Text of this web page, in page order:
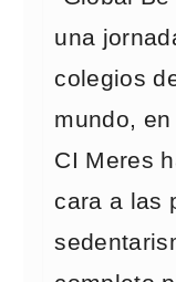
una
colegios
mundo,
CI Meres
cara a las